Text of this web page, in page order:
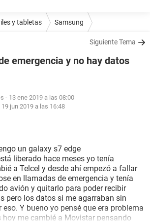
y tabletas Samsung
Siguiente Tema
emergencia y no hay datos
- 13 ene 2019 a las 08:00
19 jun 2019 a las 16:48
un galaxy s7 edge
liberado hace meses yo tenía
a Telcel y desde ahí empezó a fallar
en llamadas de emergencia y tenía
avión y quitarlo para poder recibir
pero los datos si me agarraban sin
eso. Y bueno yo pensé que era problema
hoy me cambié a Movistar pensando